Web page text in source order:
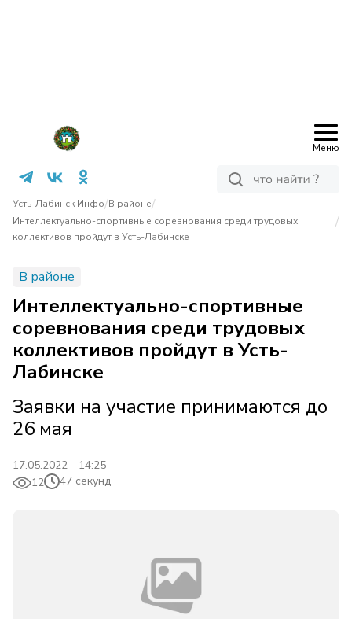
Меню
Усть-Лабинск Инфо/В районе/
Интеллектуально-спортивные соревнования среди трудовых
коллективов пройдут в Усть-Лабинске
/
В районе
Интеллектуально-спортивные
соревнования среди трудовых
коллективов пройдут в Усть-
Лабинске
Заявки на участие принимаются до
26 мая
17.05.2022 - 14:25
12
47 секунд